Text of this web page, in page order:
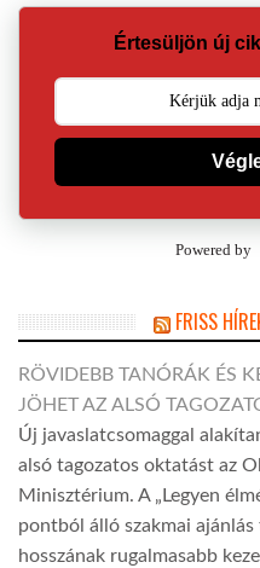
Értesüljön új
Powered by
FRISS
RÖVIDEBB TANÓRÁK ÉS
JÖHET AZ ALSÓ
Új javaslatcsomaggal
alsó tagozatos oktatást az
Minisztérium. A „Legyen
pontból álló szakmai
hosszának rugalmasabb